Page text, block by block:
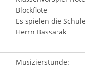
Blockflöte
Es spielen die
Herrn Bassarak
Musizierstunde: